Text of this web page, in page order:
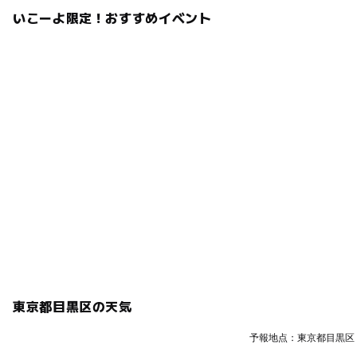
いこーよ限定！おすすめイベント
東京都目黒区の天気
予報地点：東京都目黒区